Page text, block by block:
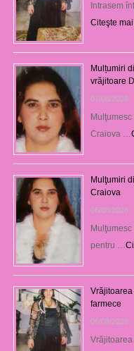
Intrasem
Citeşte
Mulțumiri
vrăjitoare
07/08/2026
Craiova …
Mulţumiri
Craiova
06/08/2026
pentru …
farmece
06/08/2026